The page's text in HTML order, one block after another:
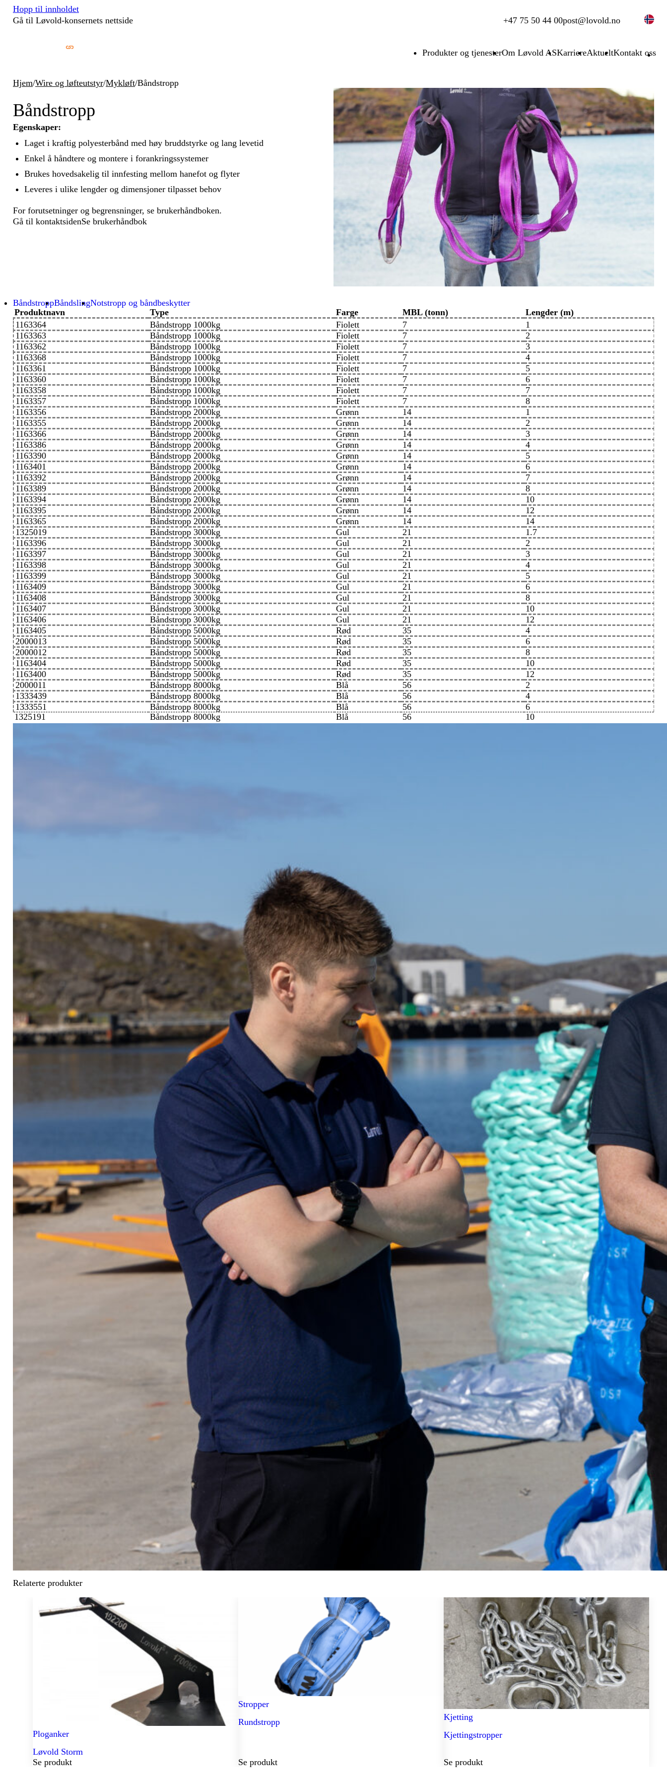
Hopp til innholdet
Gå til Løvold-konsernets nettside
+47 75 50 44 00post@lovold.no
Produkter og tjenesterOm Løvold ASKarriereAktueltKontakt oss
Hjem/Wire og løfteutstyr/Mykløft/Båndstropp
Båndstropp
Egenskaper:
Laget i kraftig polyesterbånd med høy bruddstyrke og lang levetid
Enkel å håndtere og montere i forankringssystemer
Brukes hovedsakelig til innfesting mellom hanefot og flyter
Leveres i ulike lengder og dimensjoner tilpasset behov
For forutsetninger og begrensninger, se brukerhåndboken.
Gå til kontaktsidenSe brukerhåndbok
BåndstroppBåndslingNotstropp og båndbeskytter
Produktnavn
Type Farge MBL (tonn)
Lengder (m)
1163364
Båndstropp 1000kg Fiolett 7
1
1163363
Båndstropp 1000kg Fiolett 7
2
1163362
Båndstropp 1000kg Fiolett 7
3
1163368
Båndstropp 1000kg Fiolett 7
4
1163361
Båndstropp 1000kg Fiolett 7
5
1163360
Båndstropp 1000kg Fiolett 7
6
1163358
Båndstropp 1000kg Fiolett 7
7
1163357
Båndstropp 1000kg Fiolett 7
8
1163356
Båndstropp 2000kg Grønn 14
1
1163355
Båndstropp 2000kg Grønn 14
2
1163366
Båndstropp 2000kg Grønn 14
3
1163386
Båndstropp 2000kg Grønn 14
4
1163390
Båndstropp 2000kg Grønn 14
5
1163401
Båndstropp 2000kg Grønn 14
6
1163392
Båndstropp 2000kg Grønn 14
7
1163389
Båndstropp 2000kg Grønn 14
8
1163394
Båndstropp 2000kg Grønn 14
10
1163395
Båndstropp 2000kg Grønn 14
12
1163365
Båndstropp 2000kg Grønn 14
14
1325019
Båndstropp 3000kg Gul 21
1.7
1163396
Båndstropp 3000kg Gul 21
2
1163397
Båndstropp 3000kg Gul 21
3
1163398
Båndstropp 3000kg Gul 21
4
1163399
Båndstropp 3000kg Gul 21
5
1163409
Båndstropp 3000kg Gul 21
6
1163408
Båndstropp 3000kg Gul 21
8
1163407
Båndstropp 3000kg Gul 21
10
1163406
Båndstropp 3000kg Gul 21
12
1163405
Båndstropp 5000kg Rød 35
4
2000013
Båndstropp 5000kg Rød 35
6
2000012
Båndstropp 5000kg Rød 35
8
1163404
Båndstropp 5000kg Rød 35
10
1163400
Båndstropp 5000kg Rød 35
12
2000011
Båndstropp 8000kg Blå 56
2
1333439
Båndstropp 8000kg Blå 56
4
1333551
Båndstropp 8000kg Blå 56
6
1325191
Båndstropp 8000kg Blå 56 10
Finner du ikke det du leter etter? Ta kontakt, så hjelper vi deg gjerne!
+47 75 50 44 00
post@lovold.no
Gå til kontaktsiden
Relaterte produkter
Ploganker
Løvold Storm
Se produkt
Stropper
Rundstropp
Se produkt
Kjetting
Kjettingstropper
Se produkt